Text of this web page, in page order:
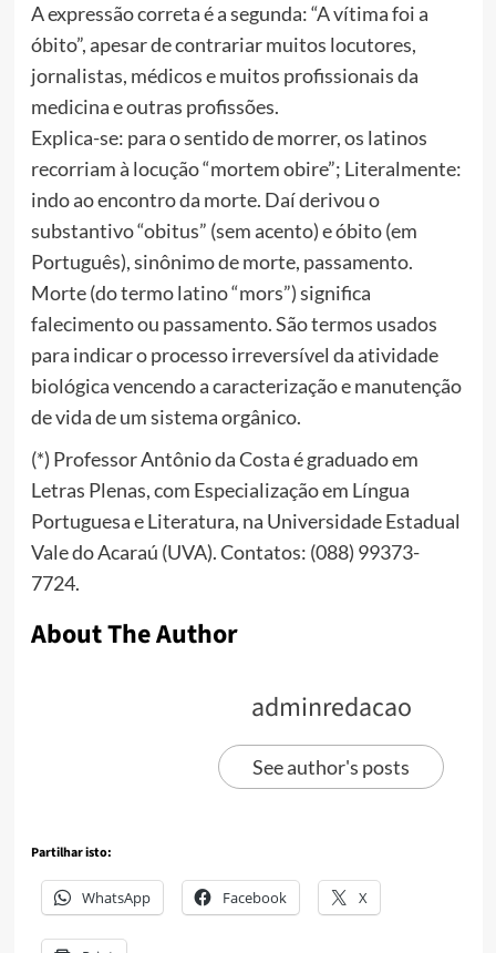
A expressão correta é a segunda: “A vítima foi a
óbito”, apesar de contrariar muitos locutores,
jornalistas, médicos e muitos profissionais da
medicina e outras profissões.
Explica-se: para o sentido de morrer, os latinos
recorriam à locução “mortem obire”; Literalmente:
indo ao encontro da morte. Daí derivou o
substantivo “obitus” (sem acento) e óbito (em
Português), sinônimo de morte, passamento.
Morte (do termo latino “mors”) significa
falecimento ou passamento. São termos usados
para indicar o processo irreversível da atividade
biológica vencendo a caracterização e manutenção
de vida de um sistema orgânico.
(*) Professor Antônio da Costa é graduado em
Letras Plenas, com Especialização em Língua
Portuguesa e Literatura, na Universidade Estadual
Vale do Acaraú (UVA). Contatos: (088) 99373-
7724.
About The Author
adminredacao
See author's posts
Partilhar isto:
WhatsApp Facebook X